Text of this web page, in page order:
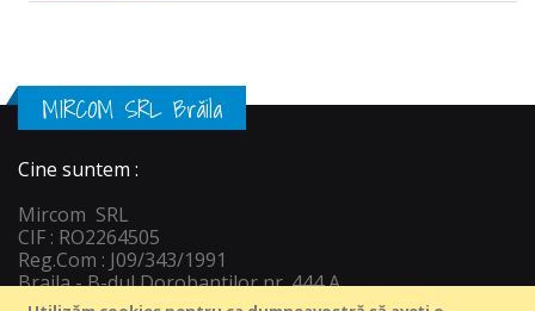
MIRCOM SRL Brăila
Cine suntem :
Mircom SRL
CIF : RO2264505
Reg.Com : J09/343/1991
Braila - B-dul Dorobantilor nr. 444 A
Informatii contact :